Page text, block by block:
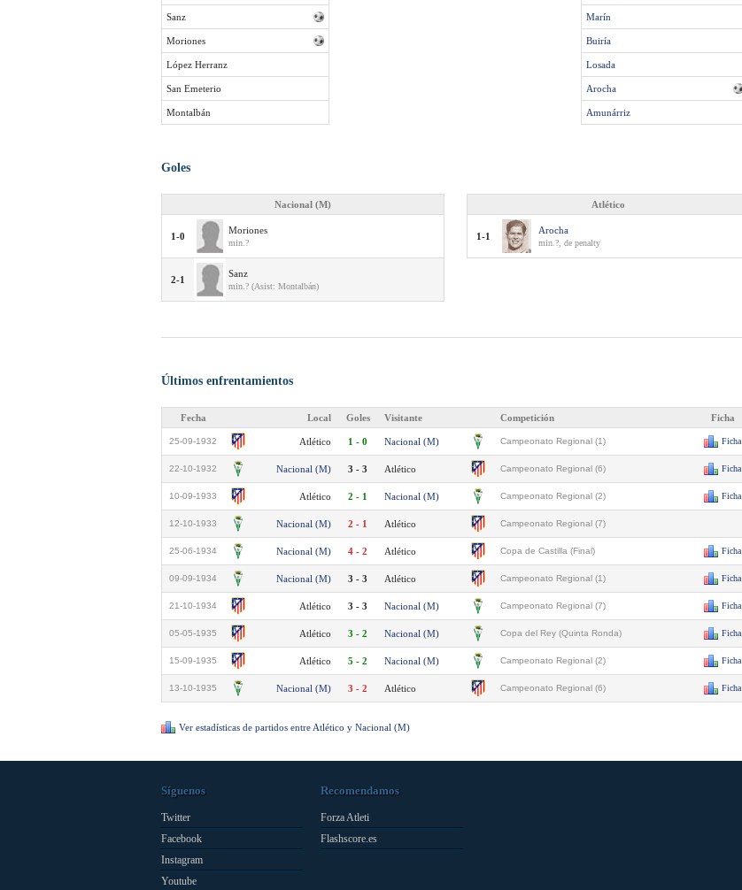
Sanz
Moriones
López Herranz
San Emeterio
Montalbán
Marín
Buiría
Losada
Arocha
Amunárriz
Goles
Nacional (M)
1-0
Moriones
min.?
2-1
Sanz
min.? (Asist: Montalbán)
Atlético
1-1
Arocha
min.?, de penalty
Últimos enfrentamientos
Fecha Local Goles Visitante Competición Ficha
25-09-1932 Atlético 1 - 0 Nacional (M) Campeonato Regional (1) Ficha
22-10-1932 Nacional (M) 3 - 3 Atlético Campeonato Regional (6) Ficha
10-09-1933 Atlético 2 - 1 Nacional (M) Campeonato Regional (2) Ficha
12-10-1933 Nacional (M) 2 - 1 Atlético Campeonato Regional (7)
25-06-1934 Nacional (M) 4 - 2 Atlético Copa de Castilla (Final) Ficha
09-09-1934 Nacional (M) 3 - 3 Atlético Campeonato Regional (1) Ficha
21-10-1934 Atlético 3 - 3 Nacional (M) Campeonato Regional (7) Ficha
05-05-1935 Atlético 3 - 2 Nacional (M) Copa del Rey (Quinta Ronda) Ficha
15-09-1935 Atlético 5 - 2 Nacional (M) Campeonato Regional (2) Ficha
13-10-1935 Nacional (M) 3 - 2 Atlético Campeonato Regional (6) Ficha
Ver estadísticas de partidos entre Atlético y Nacional (M)
Síguenos
Twitter
Facebook
Instagram
Youtube
Recomendamos
Forza Atleti
Flashscore.es